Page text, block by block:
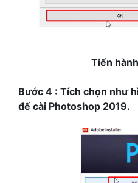
Tiến
Bước 4 : Tích chọn như
để cài Photoshop 2019.